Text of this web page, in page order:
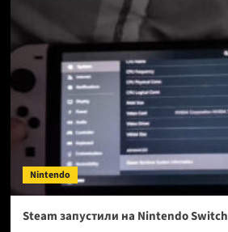
Nintendo
Steam запустили на Nintendo Switch